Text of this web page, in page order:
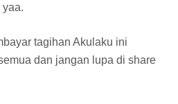
tagihan Akulaku ini
dan jangan lupa di share